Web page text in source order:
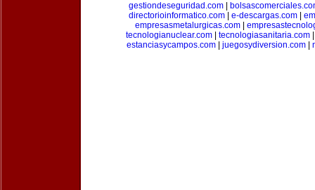
gestiondeseguridad.com
directorioinformatico.com
e-descargas.com
empresasmetalurgicas.com|
tecnologianuclear.com| tecnologiasanitaria.com
estanciasycampos.com| juegosydiversion.com|